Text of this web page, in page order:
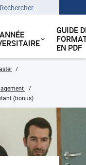
ANNÉE
GUIDE
EN PDF
(bonus)